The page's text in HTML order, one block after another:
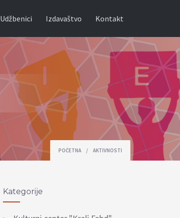
Udžbenici Izdavaštvo Kontakt
POČETNA / AKTIVNOSTI
Kategorije